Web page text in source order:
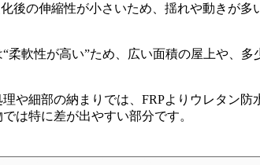
後の伸縮性が小さいため、揺れや動きが多
柔軟性が高い”ため、広い面積の屋上や、
や細部の納まりでは、FRPよりウレタン防
は特に差が出やすい部分です。